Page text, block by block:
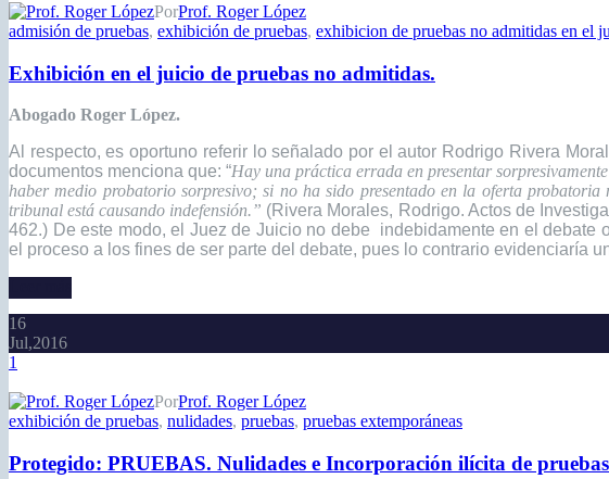
PorProf. Roger López
admisión de pruebas, exhibición de pruebas, exhibicion de pruebas no admitidas en el
Exhibición en el juicio de pruebas no admitidas.
Abogado Roger López.
Al respecto, es oportuno referir lo señalado por el autor Rodrigo Rivera
documentos menciona que:“Hay una práctica errada en presentar
haber medio probatorio sorpresivo; si no ha sido presentado en la oferta
tribunal está causando indefensión.” (Rivera Morales, Rodrigo. Actos de
462.) De este modo, el Juez de Juicio no debe indebidamente en el
el proceso a los fines de ser parte del debate, pues lo contrario evidenciaría
16
Jul,2016
1
PorProf. Roger López
exhibición de pruebas, nulidades, pruebas, pruebas extemporáneas
Protegido: PRUEBAS. Nulidades e Incorporación ilícita de